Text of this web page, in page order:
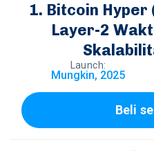
Bitcoin Hyper
Layer-2
Launch:
Mungkin, 2025
Beli